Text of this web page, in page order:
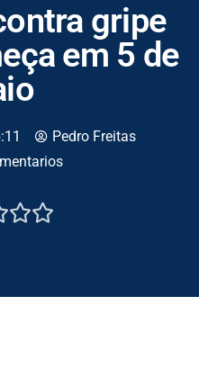
gripe
em 5 de
Pedro Freitas
